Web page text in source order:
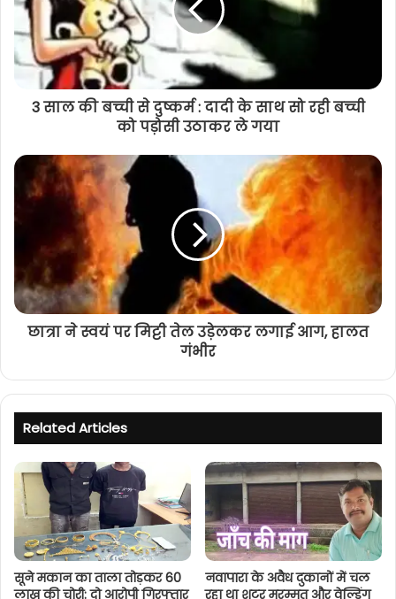
3 साल की बच्ची से दुष्कर्म : दादी के साथ सो रही बच्ची
को पड़ोसी उठाकर ले गया
छात्रा ने स्वयं पर मिट्टी तेल उड़ेलकर लगाई आग, हालत
गंभीर
Related Articles
सूने मकान का ताला तोड़कर 60
लाख की चोरी: दो आरोपी गिरफ्तार
नवापारा के अवैध दुकानों में चल
रहा था शटर मरम्मत और वेल्डिंग